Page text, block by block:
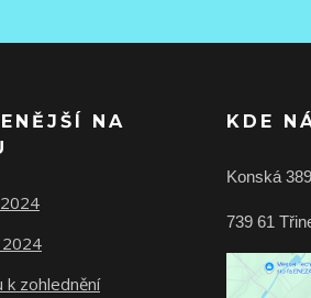
NA
k zohlednění
KDE
Konská 389
739 61